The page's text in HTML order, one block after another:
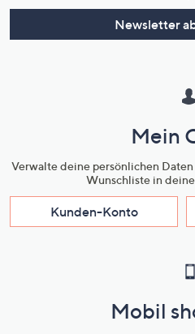
Newsletter
Mein
Verwalte deine persönlichen
Wunschliste in
Kunden-Konto
Mobil